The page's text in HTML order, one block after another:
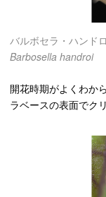
バルボセラ・ハンド
Barbosella handroi
開花時期がよくわか
ラベースの表面でク